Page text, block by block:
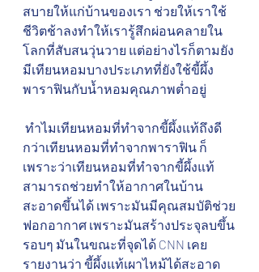
สบายให้แก่บ้านของเรา ช่วยให้เราใช้
ชีวิตช้าลงทำให้เรารู้สึกผ่อนคลายใน
โลกที่สับสนวุ่นวาย แต่อย่างไรก็ตามยัง
มีเทียนหอมบางประเภทที่ยังใช้ขี้ผึ้ง
พาราฟินกับน้ำหอมคุณภาพต่ำอยู่
กว่าเทียนหอมที่ทำจากพาราฟิน ก็
เพราะว่าเทียนหอมที่ทำจากขี้ผึ้งแท้
สามารถช่วยทำให้อากาศในบ้าน
สะอาดขึ้นได้ เพราะมันมีคุณสมบัติช่วย
ฟอกอากาศ เพราะมันสร้างประจุลบขึ้น
รอบๆ มันในขณะที่จุดได้ CNN เคย
รายงานว่า ขี้ผึ้งแท้เผาไหม้ได้สะอาด